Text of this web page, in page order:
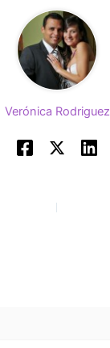
Verónica Rodriguez